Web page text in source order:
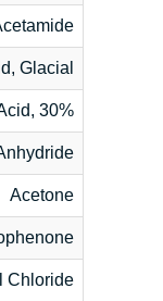
Glacial
30%
Acetone
Chloride